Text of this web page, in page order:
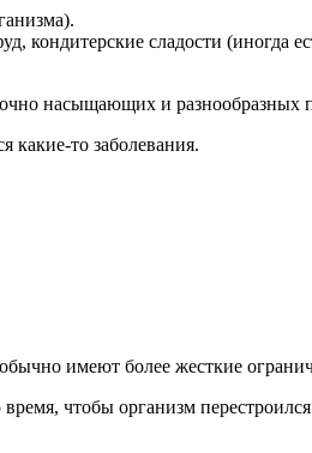
сладости (иногда
насыщающих и разнообразных
какие-то заболевания.
имеют более жесткие
чтобы организм